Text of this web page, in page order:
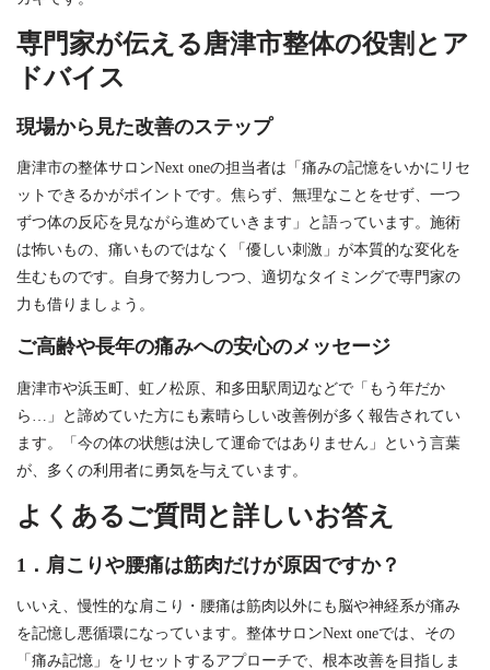
専門家が伝える唐津市整体の役割とア
ドバイス
現場から見た改善のステップ
唐津市の整体サロンNext oneの担当者は「痛みの記憶をいかにリセ
ットできるかがポイントです。焦らず、無理なことをせず、一つ
ずつ体の反応を見ながら進めていきます」と語っています。施術
は怖いもの、痛いものではなく「優しい刺激」が本質的な変化を
生むものです。自身で努力しつつ、適切なタイミングで専門家の
力も借りましょう。
ご高齢や長年の痛みへの安心のメッセージ
唐津市や浜玉町、虹ノ松原、和多田駅周辺などで「もう年だか
ら…」と諦めていた方にも素晴らしい改善例が多く報告されてい
ます。「今の体の状態は決して運命ではありません」という言葉
が、多くの利用者に勇気を与えています。
よくあるご質問と詳しいお答え
1．肩こりや腰痛は筋肉だけが原因ですか？
いいえ、慢性的な肩こり・腰痛は筋肉以外にも脳や神経系が痛み
を記憶し悪循環になっています。整体サロンNext oneでは、その
「痛み記憶」をリセットするアプローチで、根本改善を目指しま